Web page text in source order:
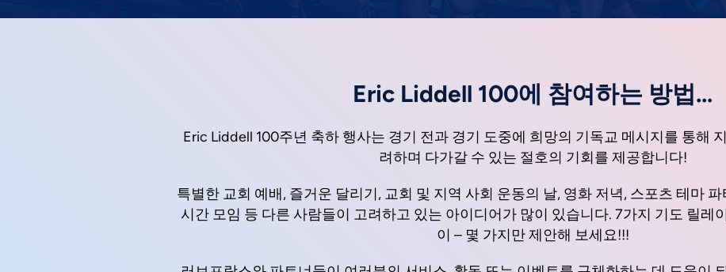
Eric Liddell 100에 참여하는 방법...
Eric Liddell 100주년 축하 행사는 경기 전과 경기 도중에 희망의 기독교 메시지를 통해
려하며 다가갈 수 있는 절호의 기회를 제공합니다!
특별한 교회 예배, 즐거운 달리기, 교회 및 지역 사회 운동의 날, 영화 저녁, 스포츠 테마
시간 모임 등 다른 사람들이 고려하고 있는 아이디어가 많이 있습니다. 7가지 기도 릴레
이 – 몇 가지만 제안해 보세요!!!